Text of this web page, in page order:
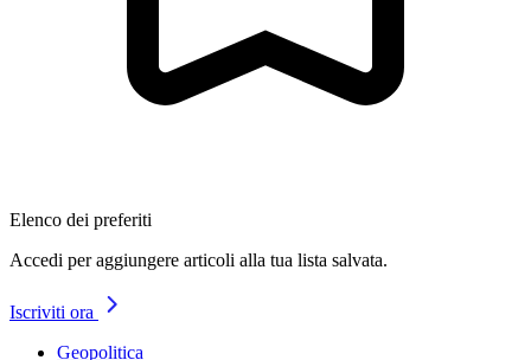
Elenco dei preferiti
Accedi per aggiungere articoli alla tua lista salvata.
Iscriviti ora
Geopolitica